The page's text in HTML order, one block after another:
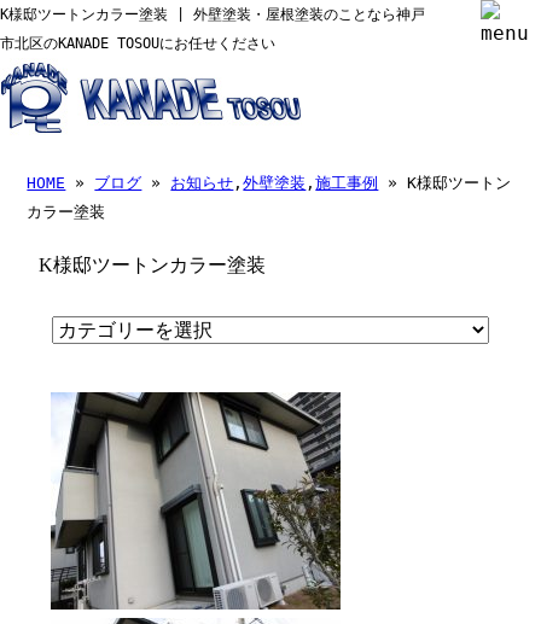
K様邸ツートンカラー塗装 | 外壁塗装・屋根塗装のことなら神戸
市北区のKANADE TOSOUにお任せください
HOME » ブログ » お知らせ ,外壁塗装 ,施工事例
» K様邸ツートン
カラー塗装
K様邸ツートンカラー塗装